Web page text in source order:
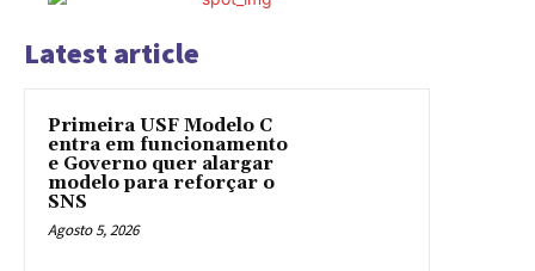
Latest article
Primeira USF Modelo C
entra em funcionamento
e Governo quer alargar
modelo para reforçar o
SNS
Agosto 5, 2026